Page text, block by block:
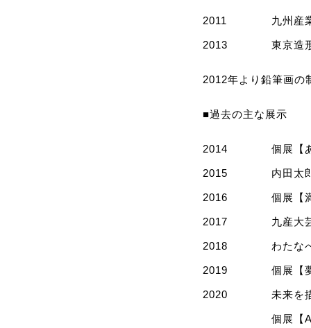
2011 九州産
2013 東京造
2012年より鉛筆画の
■過去の主な展示
2014 個展【
2015 内田太
2016 個展【
2017 九産大
2018 わたな
2019 個展【
2020 未来を
個展【